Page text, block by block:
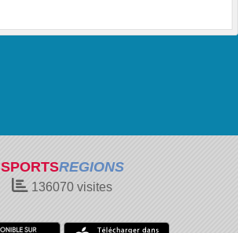
SPORTSREGIONS
136070 visites